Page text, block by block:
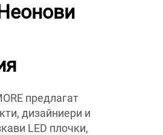
предлагат
дизайниери и
LED плочки,